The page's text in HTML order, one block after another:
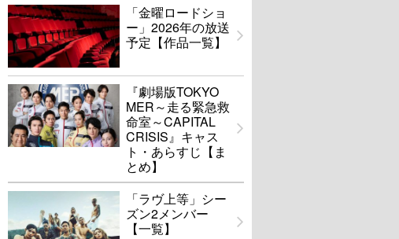
「金曜ロードショ
ー」2026年の放送
予定【作品一覧】
『劇場版TOKYO
MER～走る緊急救
命室～CAPITAL
CRISIS』キャス
ト・あらすじ【ま
とめ】
「ラヴ上等」シー
ズン2メンバー
【一覧】